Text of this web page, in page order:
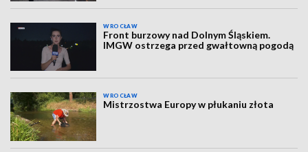
WROCŁAW
Front burzowy nad Dolnym Śląskiem.
IMGW ostrzega przed gwałtowną pogodą
WROCŁAW
Mistrzostwa Europy w płukaniu złota